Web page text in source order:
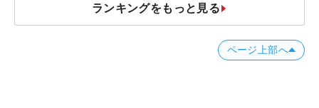
ランキングをもっと見る
ページ上部へ